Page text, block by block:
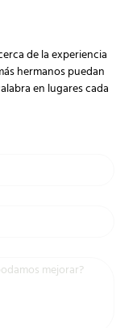
de la experiencia
hermanos puedan
en lugares cada